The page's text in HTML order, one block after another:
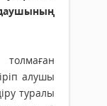
алушы
туралы